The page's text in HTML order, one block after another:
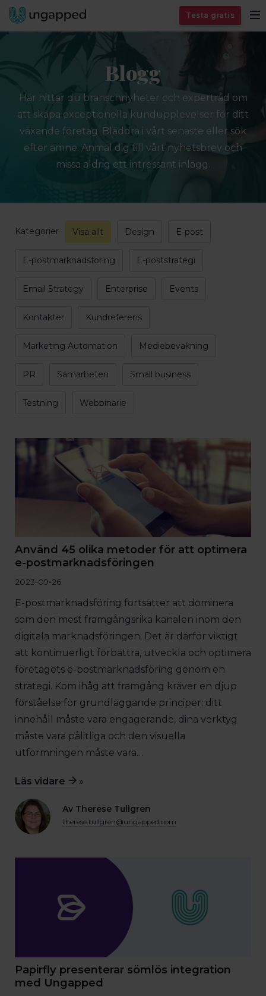
Testa gratis
Blogg
Här hittar du branschnyheter och expertråd om
att skapa exceptionella kundupplevelser för ditt
växande företag. Bläddra i vårt senaste eller sök
efter ämne. Anmäl dig till vårt nyhetsbrev och
missa aldrig ett intressant inlägg.
Kategorier Visa allt Design E-post
E-postmarknadsföring E-poststrategi
Email Strategy Enterprise Events
Kontakter Kundreferens
Marketing Automation Mediebevakning
PR Samarbeten Small business
Testning Webbinarie
Använd 45 olika metoder för att optimera
e-postmarknadsföringen
2023-09-26
E-postmarknadsföring fortsätter att dominera
som den mest framgångsrika kanalen inom den
digitala marknadsföringen. Det är därför viktigt
att kontinuerligt förbättra, utveckla och optimera
företagets e-postmarknadsföring genom en
strategi. Kom ihåg att framgång kräver en djup
förståelse för grundläggande principer: ditt
innehåll måste vara engagerande, dina verktyg
måste vara pålitliga och den visuella
utformningen måste vara…
Läs vidare »
Av Therese Tullgren
therese.tullgren@ungapped.com
Papirfly presenterar sömlös integration
med Ungapped